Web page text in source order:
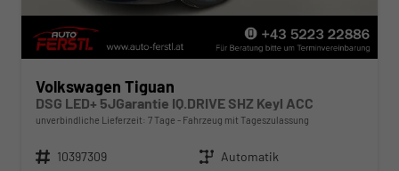
Volkswagen Tiguan
DSG LED+ 5JGarantie IQ.DRIVE SHZ Keyl ACC
unverbindliche Lieferzeit: 7 Tage Fahrzeug mit Tageszulassung
Fahrzeugnr. 10397309 Getriebe Automatik